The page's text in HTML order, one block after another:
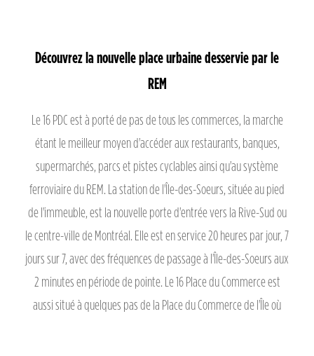
Découvrez la nouvelle place urbaine desservie par le
REM
Le 16 PDC est à porté de pas de tous les commerces, la marche
étant le meilleur moyen d'accéder aux restaurants, banques,
supermarchés, parcs et pistes cyclables ainsi qu'au système
ferroviaire du REM. La station de l'Île-des-Soeurs, située au pied
de l'immeuble, est la nouvelle porte d'entrée vers la Rive-Sud ou
le centre-ville de Montréal. Elle est en service 20 heures par jour, 7
jours sur 7, avec des fréquences de passage à l'Île-des-Soeurs aux
2 minutes en période de pointe. Le 16 Place du Commerce est
aussi situé à quelques pas de la Place du Commerce de l'Île où